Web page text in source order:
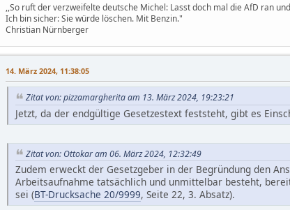
,,So ruft der verzweifelte deutsche Michel: Lasst doch mal die AfD ran
Ich bin sicher: Sie würde löschen. Mit Benzin."
Christian Nürnberger
14. März 2024, 11:38:05
Zitat von: pizzamargherita am 13. März 2024, 19:23:21
Jetzt, da der endgültige Gesetzestext feststeht, gibt es
Zitat von: Ottokar am 06. März 2024, 12:32:49
Zudem erweckt der Gesetzgeber in der Begründung den
Arbeitsaufnahme tatsächlich und unmittelbar besteht,
sei (BT-Drucksache 20/9999, Seite 22, 3. Absatz).